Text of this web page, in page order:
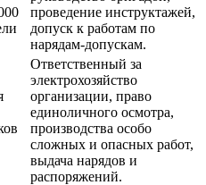
проведение инструктажей,
допуск к работам по
нарядам-допускам.
Ответственный за
электрохозяйство
организации, право
единоличного осмотра,
производства особо
сложных и опасных работ,
выдача нарядов и
распоряжений.